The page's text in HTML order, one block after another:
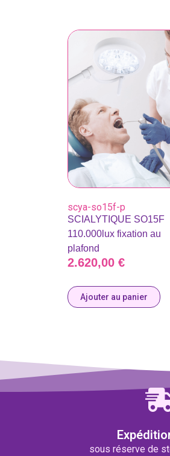
scya-so15f-p
SCIALYTIQUE SO15F
110.000lux fixation au
plafond
2.620,00 €
Ajouter au panier
sous réserve de